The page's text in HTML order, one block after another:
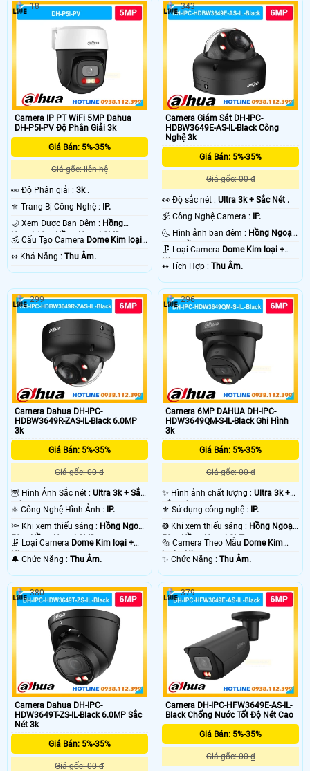
Camera IP PT WiFi 5MP Dahua
DH-P5I-PV Độ Phân Giải 3k
Giá Bán: 5%-35%
Giá gốc: liên hệ
️👀 Độ Phân giải : 3k .
⚜️ Trang Bị Công Nghệ :
IP.
🌙 Xem Được Ban Đêm : Hồng
Ngoại 10m Hồng Ngoại SMD.
🕉️ Cấu Tạo Camera Dome Kim loại
+ Nhựa.
️↭ Khả Năng : Thu Âm.
18
Camera Giám Sát DH-IPC-
HDBW3649E-AS-IL-Black Công
Nghệ 3k
Giá Bán: 5%-35%
Giá gốc: 00 ₫
️👀 Độ sắc nét :Ultra 3k + Sắc Nét .
🕉️ Công Nghệ Camera :
IP.
🌜 Hình ảnh ban đêm : Hồng Ngoại
50m Hồng Ngoại SMD.
🗜️ Loại Camera Dome Kim loại +
Nhựa.
️↭ Tích Hợp :Thu Âm.
343
Camera Dahua DH-IPC-
HDBW3649R-ZAS-IL-Black 6.0MP
3k
Giá Bán: 5%-35%
Giá gốc: 00 ₫
🦉 Hình Ảnh Sắc nét : Ultra 3k + Sắc
Nét .
⚛️ Công Nghệ Hình Ảnh :
IP.
🔦 Khi xem thiếu sáng : Hồng Ngoại
50m Hồng Ngoại SMD.
🗜️ Loại Camera Dome Kim loại +
Nhựa.
️🔔 Chức Năng : Thu Âm.
299
Camera 6MP DAHUA DH-IPC-
HDW3649QM-S-IL-Black Ghi Hình
3k
Giá Bán: 5%-35%
Giá gốc: 00 ₫
✨ Hình ảnh chất lượng :Ultra 3k +
Sắc Nét .
⚜️ Sử dụng công nghệ :
IP.
❂ Khi xem thiếu sáng : Hồng Ngoại
50m Hồng Ngoại SMD.
🔩 Camera Theo Mẫu Dome Kim
loại + Nhựa.
️✨ Chức Năng :Thu Âm.
296
Camera Dahua DH-IPC-
HDW3649T-ZS-IL-Black 6.0MP Sắc
Nét 3k
Giá Bán: 5%-35%
Giá gốc: 00 ₫
380
Camera DH-IPC-HFW3649E-AS-IL-
Black Chống Nước Tốt Độ Nét Cao
Giá Bán: 5%-35%
Giá gốc: 00 ₫
379